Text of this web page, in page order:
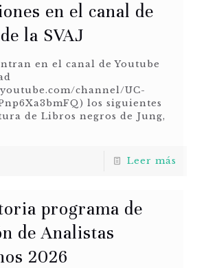
en el canal de
la SVAJ
en el canal de Youtube
channel/UC-
los siguientes
de Libros negros de Jung,
Leer más
programa de
de Analistas
2026